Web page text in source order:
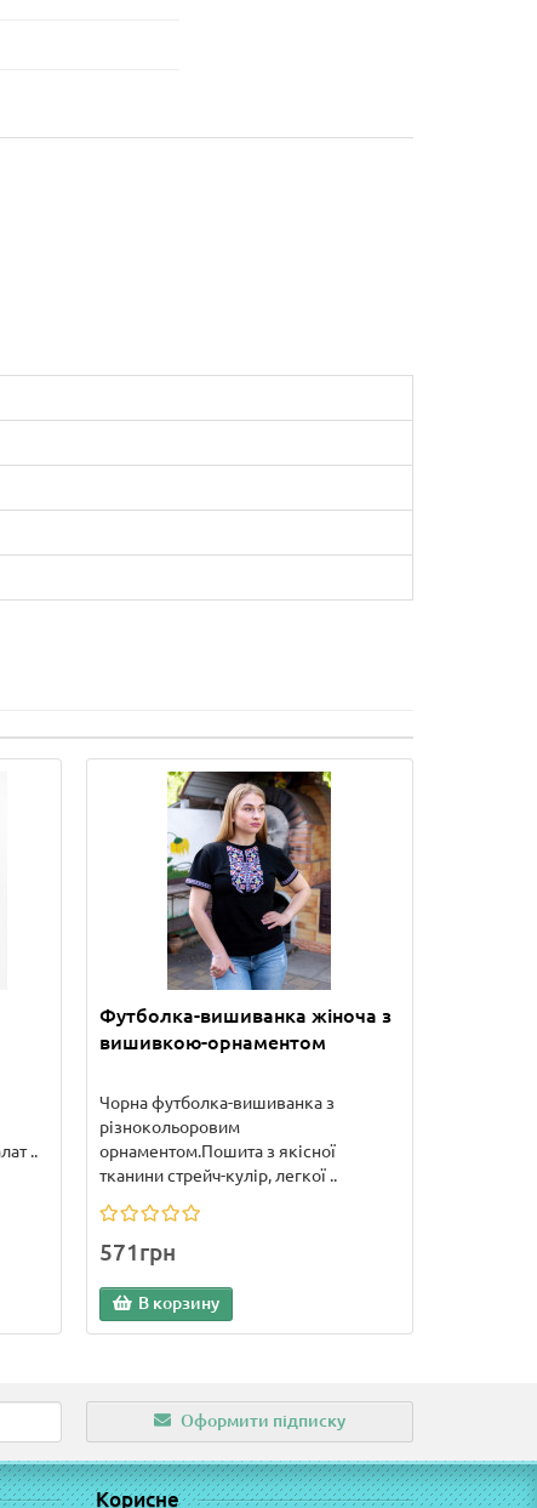
..
Футболка-вишиванка жіноча з
вишивкою-орнаментом
Чорна футболка-вишиванка з
різнокольоровим
орнаментом.Пошита з якісної
тканини стрейч-кулір, легкої ..
571грн
В корзину
Оформити підписку
Корисне